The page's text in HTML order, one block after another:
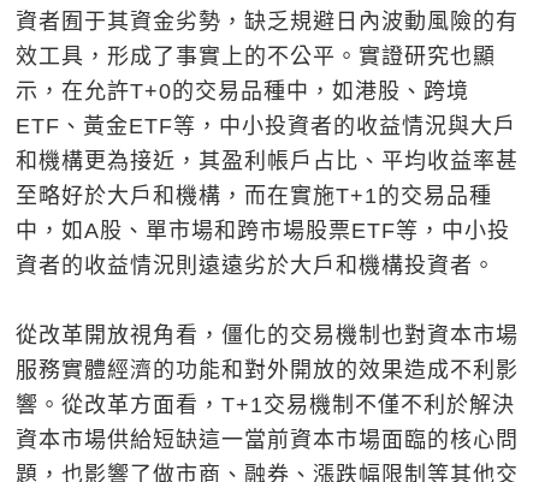
資者囿于其資金劣勢，缺乏規避日內波動風險的有
效工具，形成了事實上的不公平。實證研究也顯
示，在允許T+0的交易品種中，如港股、跨境
ETF、黃金ETF等，中小投資者的收益情況與大戶
和機構更為接近，其盈利帳戶占比、平均收益率甚
至略好於大戶和機構，而在實施T+1的交易品種
中，如A股、單市場和跨市場股票ETF等，中小投
資者的收益情況則遠遠劣於大戶和機構投資者。
從改革開放視角看，僵化的交易機制也對資本市場
服務實體經濟的功能和對外開放的效果造成不利影
響。從改革方面看，T+1交易機制不僅不利於解決
資本市場供給短缺這一當前資本市場面臨的核心問
題，也影響了做市商、融券、漲跌幅限制等其他交